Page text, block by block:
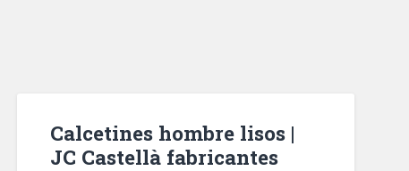
Calcetines hombre lisos |
JC Castellà fabricantes